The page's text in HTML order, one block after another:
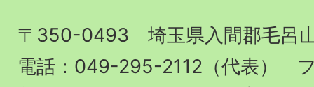
町
役
〒350-0493 埼玉県入間郡毛呂
電話：049-295-2112（代表）